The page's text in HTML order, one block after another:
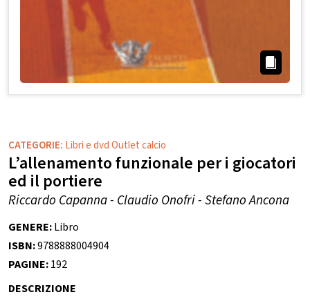
CATEGORIE: Libri e dvd Outlet calcio
L’allenamento funzionale per i giocatori
ed il portiere
Riccardo Capanna - Claudio Onofri - Stefano Ancona
GENERE:Libro
ISBN:9788888004904
PAGINE:192
DESCRIZIONE